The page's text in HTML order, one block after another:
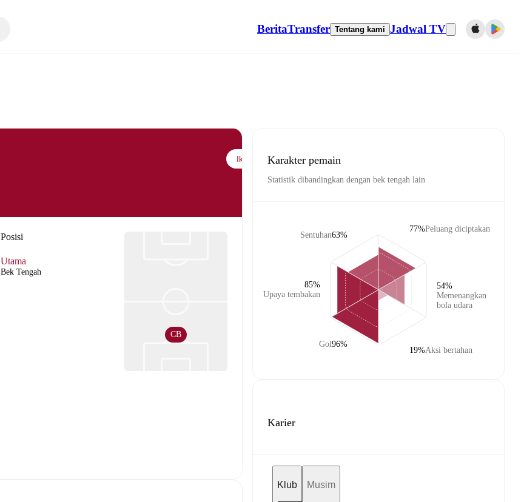
BeritaTransfer Tentang kami Jadwal TV
Ikuti
Posisi
Utama
Bek Tengah
CB
Karakter pemain
Statistik dibandingkan dengan bek tengah lain
Sentuhan63%
Upaya tembakan
85%
Gol96%
Peluang diciptakan
77%
Memenangkan
bola udara
54%
Aksi bertahan
19%
Karier
Klub Musim